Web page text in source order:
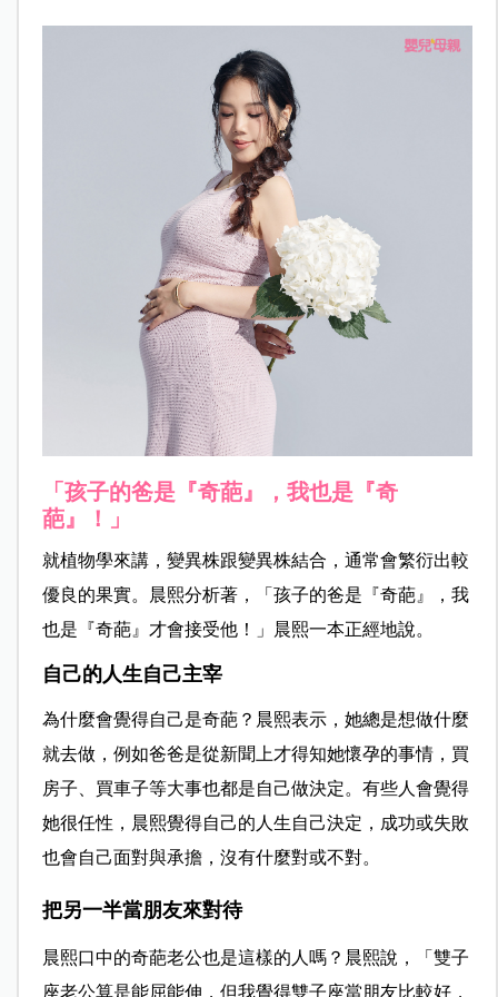
「 孩子的爸是『奇葩』，我也是『奇
葩』！」
就植物學來講，變異株跟變異株結合，通常會繁衍出較
優良的果實。晨熙分析著，
「孩子的爸是『奇葩』，我
也是『奇葩』才會接受他！」晨熙一本正經地說。
自己的人生自己主宰
為什麼會覺得自己是奇葩？晨熙表示，她總是想做什麼
就去做，例如爸爸是從新聞上才得知她懷孕的事情，買
房子、買車子等大事也都是自己做決定。有些人會覺得
她很任性，晨熙覺得自己的人生自己決定，成功或失敗
也會自己面對與承擔，沒有什麼對或不對。
把另一半當朋友來對待
晨熙口中的奇葩老公也是這樣的人嗎？晨熙說，「雙子
座老公算是能屈能伸，但我覺得雙子座當朋友比較好，